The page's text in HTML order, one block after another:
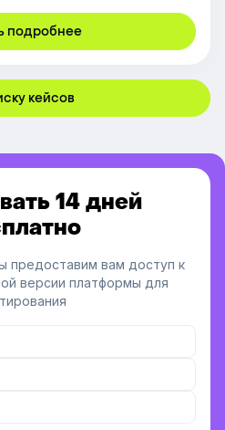
подробнее
кейсов
14 дней
предоставим вам доступ к
версии платформы для